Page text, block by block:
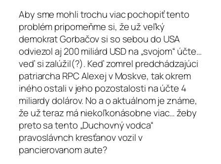
Aby sme mohli trochu viac pochopiť tento
problém pripomeňme si, že už veľký
demokrat Gorbačov si so sebou do USA
odviezol aj 200 miliárd USD na „svojom“ účte…
veď si zalúžil(?). Keď zomrel predchádzajúci
patriarcha RPC Alexej v Moskve, tak okrem
iného ostali v jeho pozostalosti na účte 4
miliardy dolárov. No a o aktuálnom je známe,
že už teraz má niekoľkonásobne viac… žeby
preto sa tento „Duchovný vodca“
pravoslávnch kresťanov vozil v
pancierovanom aute?